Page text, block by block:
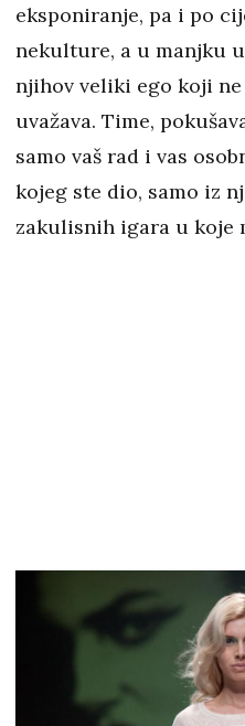
eksponiranje, pa i po
nekulture, a u manjku
njihov veliki ego koji ne
uvažava. Time,
samo vaš rad i vas
kojeg ste dio, samo iz
zakulisnih igara u koje